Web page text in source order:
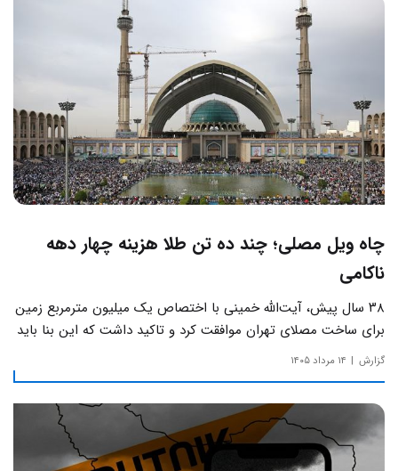
چاه ویل مصلی؛ چند ده تن طلا هزینه چهار دهه
ناکامی
۳۸ سال پیش، آیت‌الله خمینی با اختصاص یک میلیون مترمربع زمین
برای ساخت مصلای تهران موافقت کرد و تاکید داشت که این بنا باید
به دور از زرق‌وبرق و یادآور سادگی مساجد صدر اسلام باشد.
گزارش ۱۴ مرداد ۱۴۰۵